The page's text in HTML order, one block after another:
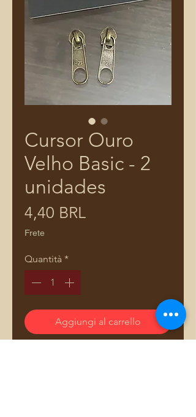
Cursor Ouro
Velho Basic - 2
unidades
4,40 BRLPrezzo
Frete
Quantità *
Aggiungi al carrello